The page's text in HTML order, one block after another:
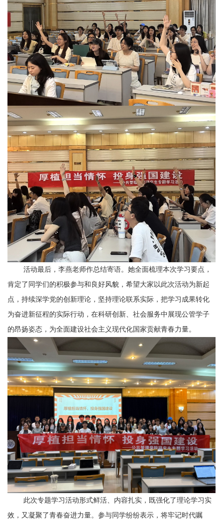
活动最后，李燕老师作总结寄语。她全面梳理本次学习要点，
肯定了同学们的积极参与和良好风貌，希望大家以此次活动为新起
点，持续深学党的创新理论，坚持理论联系实际，把学习成果转化
为奋进新征程的实际行动，在科研创新、社会服务中展现公管学子
的昂扬姿态，为全面建设社会主义现代化国家贡献青春力量。
此次专题学习活动形式鲜活、内容扎实，既强化了理论学习实
效，又凝聚了青春奋进力量。参与同学纷纷表示，将牢记时代嘱